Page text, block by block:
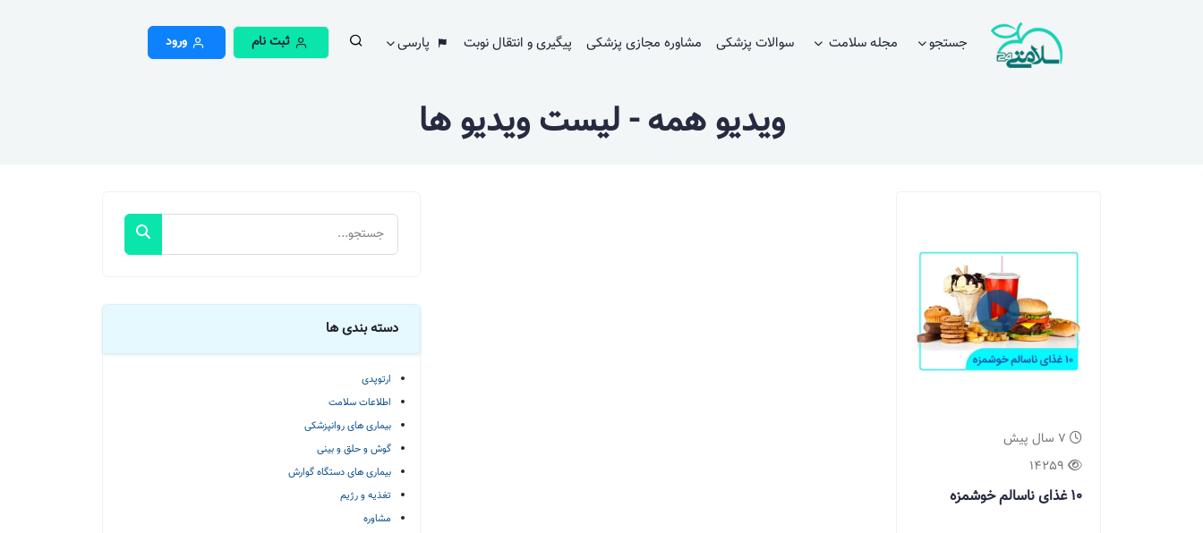
جستجو مجله سلامت سوالات پزشکی مشاوره مجازی پزشکی پیگیری و انتقال نوبت پارسی ثبت نام ورود
ویدیو همه - لیست ویدیو ها
7 سال پیش
14259
10 غذای ناسالم خوشمزه
دسته بندی ها
ارتوپدی
اطلاعات سلامت
بیماری های روانپزشکی
گوش و حلق و بینی
بیماری های دستگاه گوارش
تغذیه و رژیم
مشاوره